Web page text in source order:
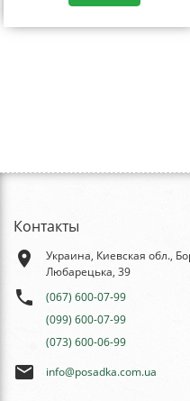
Контакты
place
Украина, Киевская обл.,
Любарецька, 39
phone
(067) 600-07-99
(099) 600-07-99
(073) 600-06-99
email info@posadka.com.ua